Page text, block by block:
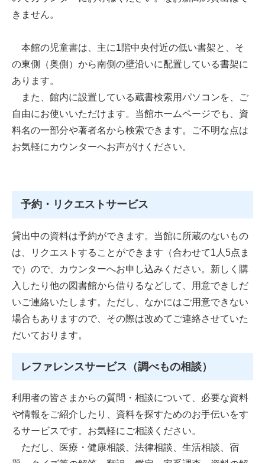
きません。
本館の児童書は、主に1階中央付近の低い書架と、そ
の東側（奥側）から南側の壁沿いに配置している書架に
あります。
また、館内に設置している蔵書検索用パソコンを、ご
自由にお使いいただけます。当館ホームページでも、資
料名の一部分や著者名から検索できます。ご不明な点は
お気軽にカウンターへお声がけください。
予約・リクエストサービス
貸出中の資料は予約ができます。当館に所蔵のないもの
は、リクエストすることができます（合わせて1人5点ま
で）ので、カウンターへお申し込みください。新しく購
入したり他の図書館から借りるなどして、用意できしだ
いご連絡いたします。ただし、なかにはご用意できない
場合もありますので、その際は改めてご連絡させていた
だいております。
レファレンスサービス（調べもの相談）
利用者の皆さまからの質問・相談について、必要な資料
や情報をご紹介したり、資料を探すためのお手伝いをす
るサービスです。お気軽にご相談ください。
ただし、医療・健康相談、法律相談、生活相談、宿